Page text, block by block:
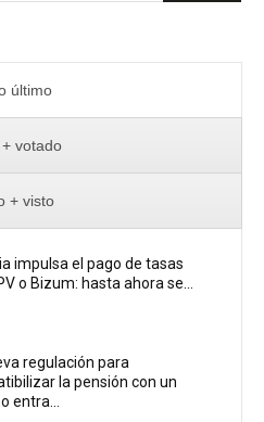
último
votado
+ visto
impulsa el pago de tasas
o Bizum: hasta ahora se...
regulación para
la pensión con un
entra...